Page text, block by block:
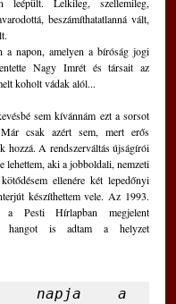
leépült. Lelkileg, szellemileg,
beszámíthatatlanná vált,
Nagy Imrét és társait az
koholt vádak alól...
csak azért sem, mert erős
hozzá. A rendszerváltás újságírói
lehettem, aki a jobboldali, nemzeti
ellenére két lepedőnyi
készíthettem vele. Az 1993.
a Pesti Hírlapban megjelent
hangot is adtam a helyzet
napja a